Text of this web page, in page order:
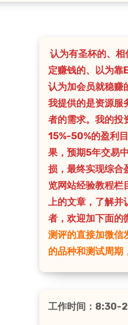
认为有圣杯的、
定赚钱的、以为靠
认为加会员就稳赚
我提供的是资源服
者的需求。我的投
15%-50%的盈利
果，预期5年交易
损，最终实现综合
览网站经验教程栏
上的文章，了解并
者，欢迎加下面的
测评的直接加微信
的品种和测试周期
工作时间：8:30-